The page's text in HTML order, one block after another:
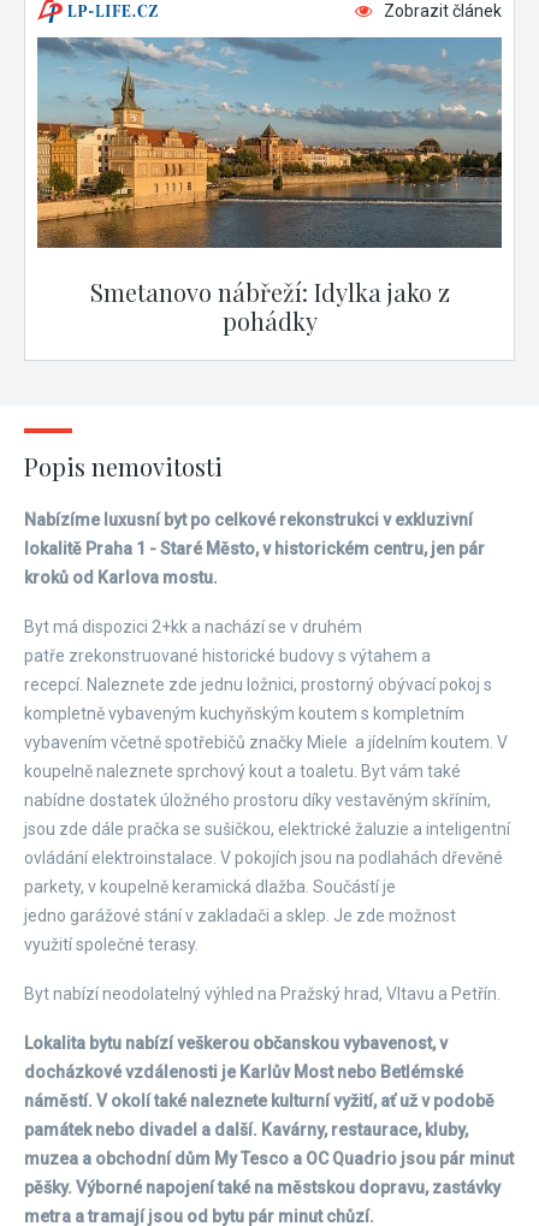
Zobrazit článek
Smetanovo nábřeží: Idylka jako z
pohádky
Popis nemovitosti
Nabízíme luxusní byt po celkové rekonstrukci v exkluzivní
lokalitě Praha 1 - Staré Město, v historickém centru, jen pár
kroků od Karlova mostu.
Byt má dispozici 2+kk a nachází se v druhém
patře zrekonstruované historické budovy s výtahem a
recepcí. Naleznete zde jednu ložnici, prostorný obývací pokoj s
kompletně vybaveným kuchyňským koutem s kompletním
vybavením včetně spotřebičů značky Miele a jídelním koutem. V
koupelně naleznete sprchový kout a toaletu. Byt vám také
nabídne dostatek úložného prostoru díky vestavěným skříním,
jsou zde dále pračka se sušičkou, elektrické žaluzie a inteligentní
ovládání elektroinstalace. V pokojích jsou na podlahách dřevěné
parkety, v koupelně keramická dlažba. Součástí je
jedno garážové stání v zakladači a sklep. Je zde možnost
využití společné terasy.
Byt nabízí neodolatelný výhled na Pražský hrad, Vltavu a Petřín.
Lokalita bytu nabízí veškerou občanskou vybavenost, v
docházkové vzdálenosti je Karlův Most nebo Betlémské
náměstí. V okolí také naleznete kulturní vyžití, ať už v podobě
památek nebo divadel a další. Kavárny, restaurace, kluby,
muzea a obchodní dům My Tesco a OC Quadrio jsou pár minut
pěšky. Výborné napojení také na městskou dopravu, zastávky
metra a tramají jsou od bytu pár minut chůzí.